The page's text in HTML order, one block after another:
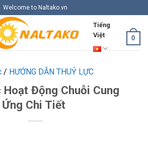
Welcome to Naltako.vn
Tiếng
Việt
0
/ HƯỚNG DẪN THUỶ LỰC
Hoạt Động Chuỗi Cung
Ứng Chi Tiết